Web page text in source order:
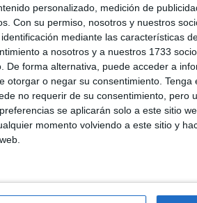
personalizado, medición de
Con su permiso, nosotros y nuestros
mediante las características
a nosotros y a nuestros 1733
De forma alternativa, puede acceder a
otorgar o negar su consentimiento. Tenga
no requerir de su consentimiento, pero
se aplicarán solo a este sitio
momento volviendo a este sitio y